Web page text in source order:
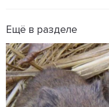
Ещё в разделе